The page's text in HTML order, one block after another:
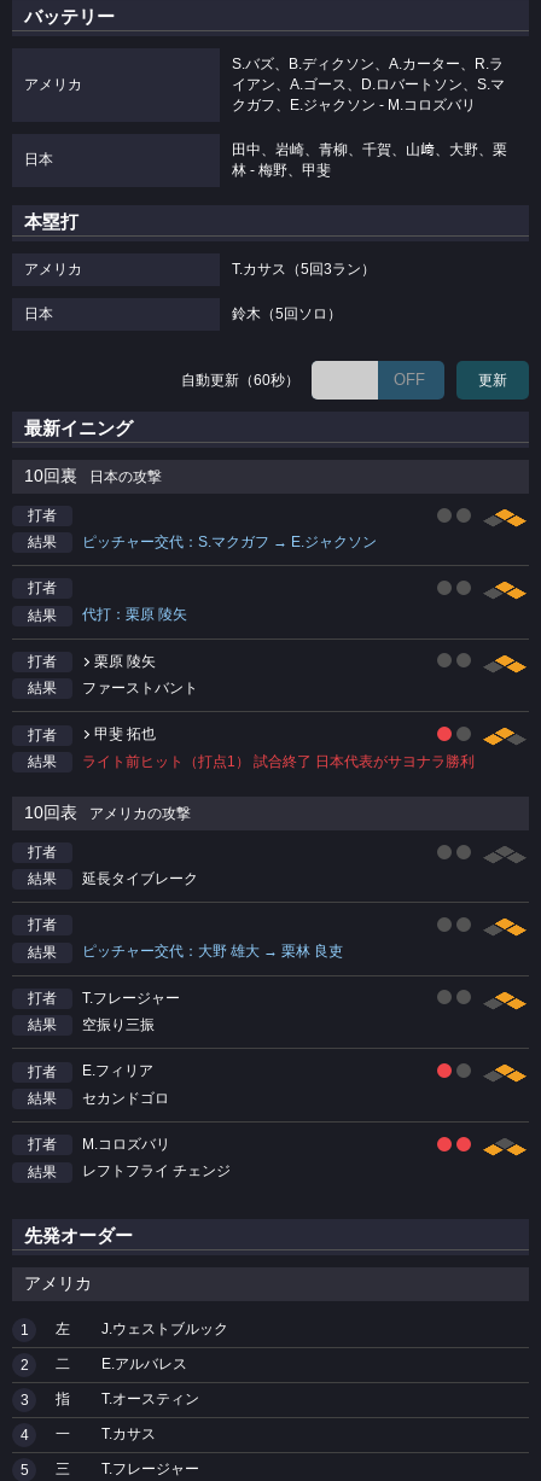
バッテリー
アメリカ
S.バズ、B.ディクソン、A.カーター、R.ラ
イアン、A.ゴース、D.ロバートソン、S.マ
クガフ、E.ジャクソン - M.コロズバリ
日本
田中、岩崎、青柳、千賀、山﨑、大野、栗
林 - 梅野、甲斐
本塁打
アメリカ T.カサス（5回3ラン）
日本 鈴木（5回ソロ）
自動更新（60秒） OFF 更新
最新イニング
10回裏 日本の攻撃
打者
結果
ピッチャー交代：S.マクガフ → E.ジャクソン
打者
結果
代打：栗原 陵矢
打者
栗原 陵矢
結果
ファーストバント
打者
甲斐 拓也
結果
ライト前ヒット（打点1） 試合終了 日本代表がサヨナラ勝利
10回表 アメリカの攻撃
打者
結果
延長タイブレーク
打者
結果
ピッチャー交代：大野 雄大 → 栗林 良吏
打者
T.フレージャー
結果
空振り三振
打者
E.フィリア
結果
セカンドゴロ
打者
M.コロズバリ
結果
レフトフライ チェンジ
先発オーダー
アメリカ
1 左 J.ウェストブルック
2 二 E.アルバレス
3 指 T.オースティン
4 一 T.カサス
5 三 T.フレージャー